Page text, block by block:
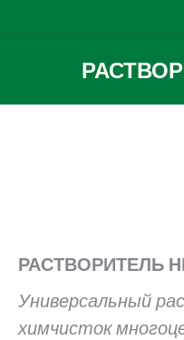
РАСТВОРИТЕЛЬ
Универсальный
химчисток